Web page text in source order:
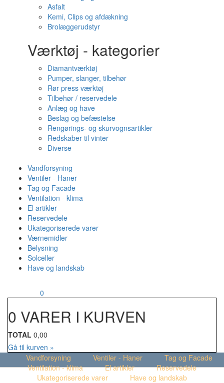
Asfalt
Kemi, Clips og afdækning
Brolæggerudstyr
Værktøj - kategorier
Diamantværktøj
Pumper, slanger, tilbehør
Rør press værktøj
Tilbehør / reservedele
Anlæg og have
Beslag og befæstelse
Rengørings- og skurvognsartikler
Redskaber til vinter
Diverse
Vandforsyning
Ventiler - Haner
Tag og Facade
Ventilation - klima
El artikler
Reservedele
Ukategoriserede varer
Værnemidler
Belysning
Solceller
Have og landskab
0
0 VARER I KURVEN
TOTAL 0,00
Gå til kurven »
Vandforsyning
Ventiler - Haner
Tag og Facade
Ventilation - klima
El artikler
Reservedele
Ukategoriserede varer
Have og landskab